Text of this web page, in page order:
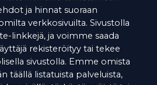
ja hinnat suoraan
verkkosivuilta. Sivustolla
linkkejä, ja voimme saada
rekisteröityy tai tekee
sivustolla. Emme omista
täällä listatuista palveluista,